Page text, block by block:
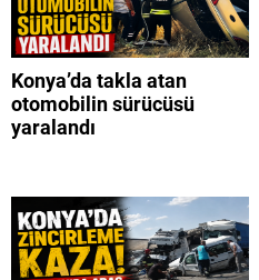
Konya’da takla atan
otomobilin sürücüsü
yaralandı